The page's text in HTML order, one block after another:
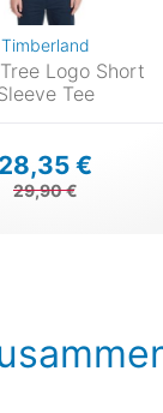
Timberland
Logo Short
Tee
28,35 €
29,90 €